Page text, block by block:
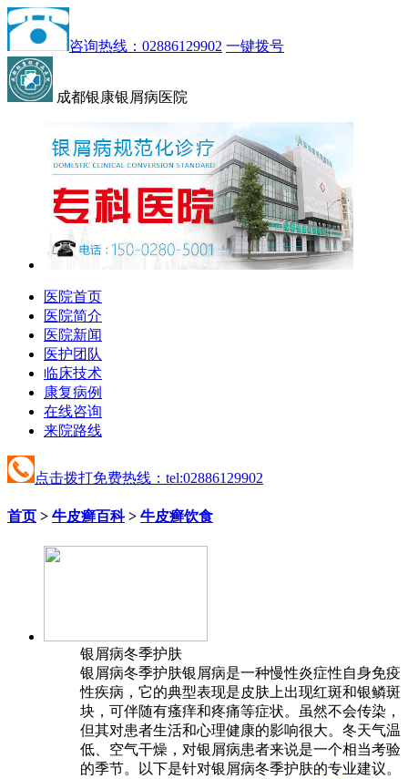
咨询热线：02886129902 一键拨号
成都银康银屑病医院
医院首页
医院简介
医院新闻
医护团队
临床技术
康复病例
在线咨询
来院路线
点击拨打免费热线：tel:02886129902
首页 > 牛皮癣百科> 牛皮癣饮食
银屑病冬季护肤
银屑病冬季护肤银屑病是一种慢性炎症性自身免疫
性疾病，它的典型表现是皮肤上出现红斑和银鳞斑
块，可伴随有瘙痒和疼痛等症状。虽然不会传染，
但其对患者生活和心理健康的影响很大。冬天气温
低、空气干燥，对银屑病患者来说是一个相当考验
的季节。以下是针对银屑病冬季护肤的专业建议。